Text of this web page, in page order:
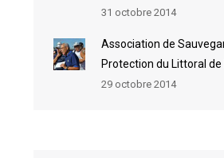
31 octobre 2014
Association de
Protection du Littoral
29 octobre 2014